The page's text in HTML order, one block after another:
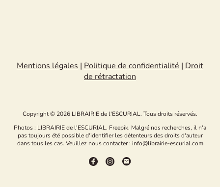
Mentions légales | Politique de confidentialité | Droit
de rétractation
Copyright © 2026 LIBRAIRIE de l'ESCURIAL. Tous droits réservés.
Photos : LIBRAIRIE de l'ESCURIAL. Freepik. Malgré nos recherches, il n'a
pas toujours été possible d'identifier les détenteurs des droits d'auteur
dans tous les cas. Veuillez nous contacter : info@librairie-escurial.com